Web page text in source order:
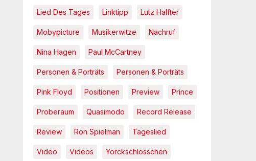
Lied Des Tages Linktipp Lutz Halfter
Mobypicture Musikerwitze Nachruf
Nina Hagen Paul McCartney
Personen & Porträts Personen & Porträts
Pink Floyd Positionen Preview Prince
Proberaum Quasimodo Record Release
Review Ron Spielman Tageslied
Video Videos Yorckschlösschen